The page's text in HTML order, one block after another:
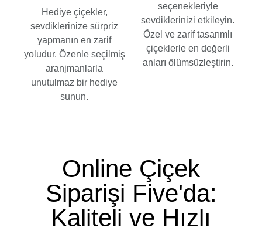
Hediye çiçekler,
sevdiklerinize sürpriz
yapmanın en zarif
yoludur. Özenle seçilmiş
aranjmanlarla
unutulmaz bir hediye
sunun.
seçenekleriyle
sevdiklerinizi etkileyin.
Özel ve zarif tasarımlı
çiçeklerle en değerli
anları ölümsüzleştirin.
Online Çiçek
Siparişi Five'da:
Kaliteli ve Hızlı